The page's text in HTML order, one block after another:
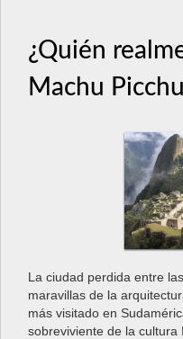
¿Quién
Machu
La ciudad perdida entre
maravillas de la
más visitado en
sobreviviente de la